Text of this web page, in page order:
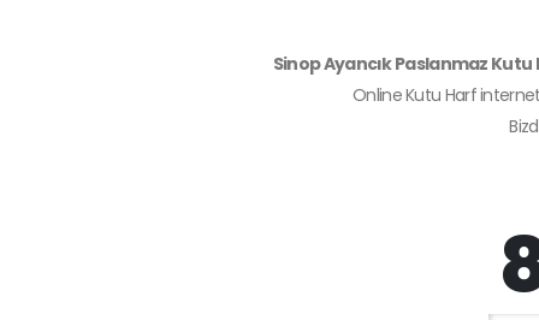
Sinop Ayancık Paslanmaz
Online Kutu Harf